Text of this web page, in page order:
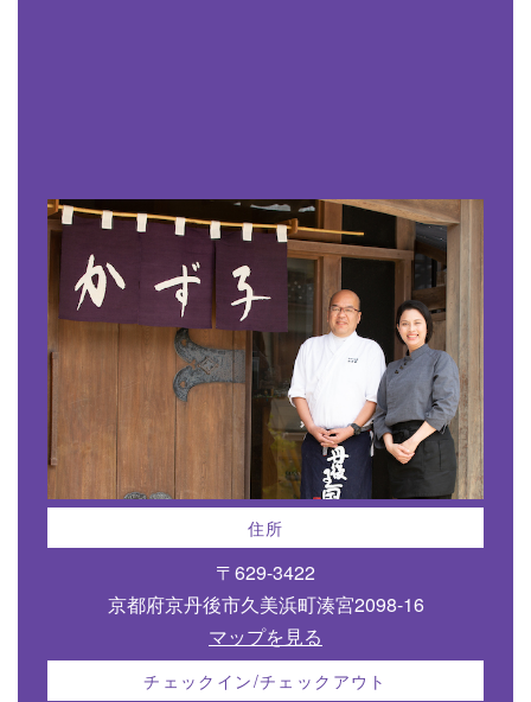
住所
〒629-3422
京都府京丹後市久美浜町湊宮2098-16
マップを見る
チェックイン/チェックアウト